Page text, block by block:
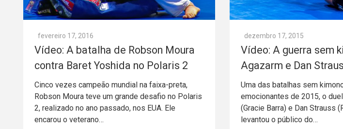
fevereiro 17, 2016
Vídeo: A batalha de Robson Moura
contra Baret Yoshida no Polaris 2
Cinco vezes campeão mundial na faixa-preta,
Robson Moura teve um grande desafio no Polaris
2, realizado no ano passado, nos EUA. Ele
encarou o veterano…
dezembro 17, 2015
Vídeo: A guerra sem
Agazarm e Dan
Uma das batalhas sem
emocionantes de 2015, o
(Gracie Barra) e Dan Strauss
levantou o público do…